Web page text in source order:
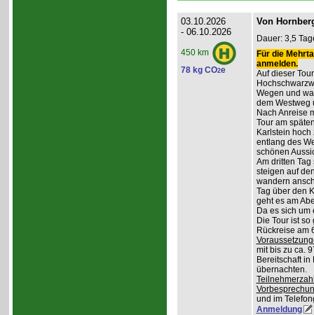
03.10.2026
- 06.10.2026
450 km
78 kg CO2e
Von
Dauer: 3,5
Für die
anmelden.
Auf dieser
Wegen und
dem Westweg
Nach Anreise
Tour am
Karlstein
entlang des
schönen
Am dritten
steigen auf
wandern
Tag über den
geht es am
Da es sich
Die Tour ist
Rückreise am
mit bis zu ca.
Bereitschaft
übernachten.
und im
Anmeldung